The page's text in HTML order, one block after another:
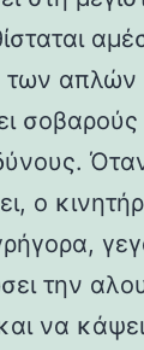
απλών
σοβαρούς
ο
την
να